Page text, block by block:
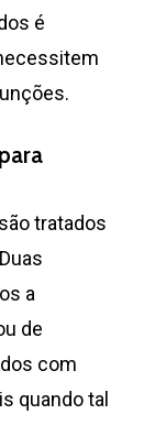
é
tratados
a
de
com
quando tal